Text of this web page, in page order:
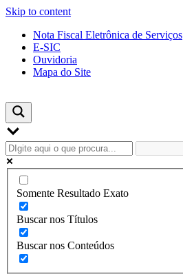
Skip to content
Nota Fiscal Eletrônica de Serviços
E-SIC
Ouvidoria
Mapa do Site
Somente Resultado Exato
Buscar nos Títulos
Buscar nos Conteúdos